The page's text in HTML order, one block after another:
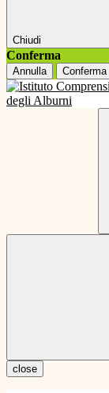
Chiudi
Conferma
Annulla Conferma
close